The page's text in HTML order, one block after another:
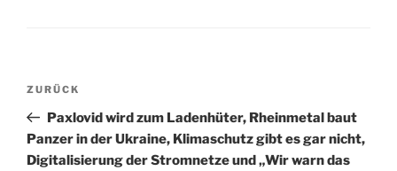
Beitragsnavigation
Vorheriger
Beitrag
ZURÜCK
Paxlovid wird zum Ladenhüter, Rheinmetal baut
Panzer in der Ukraine, Klimaschutz gibt es gar nicht,
Digitalisierung der Stromnetze und „Wir warn das